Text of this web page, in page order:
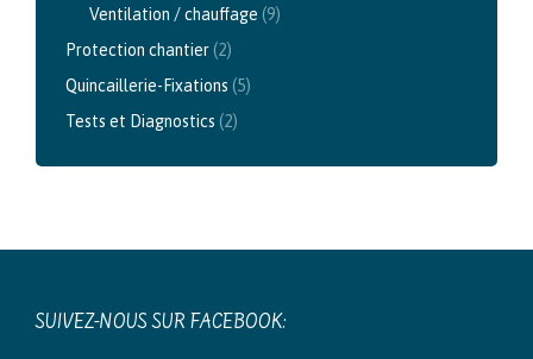
Ventilation / chauffage (9)
Protection chantier(2)
Quincaillerie-Fixations (5)
Tests et Diagnostics (2)
SUIVEZ-NOUS SUR FACEBOOK: